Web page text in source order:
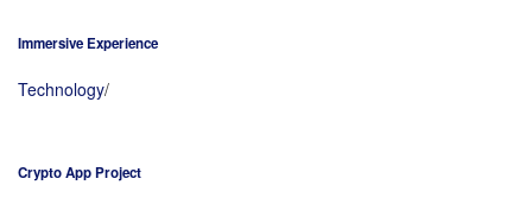
Immersive Experience
Technology/
Crypto App Project